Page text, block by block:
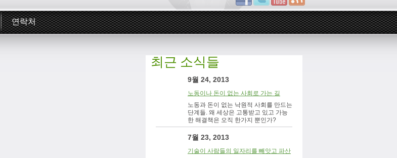
연락처
최근 소식들
9월 24, 2013
노동이나 돈이 없는 사회로 가는 길
노동과 돈이 없는 낙원적 사회를 만드는
단계들. 왜 세상은 고통받고 있고 가능
한 해결책은 오직 한가지 뿐인가?
7월 23, 2013
기술이 사람들의 일자리를 빼앗고 파산